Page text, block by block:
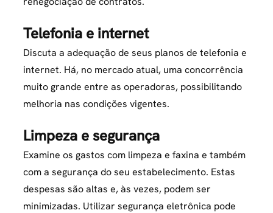
Telefonia e internet
Discuta a adequação de seus planos de telefonia e
internet. Há, no mercado atual, uma concorrência
muito grande entre as operadoras, possibilitando
melhoria nas condições vigentes.
Limpeza e segurança
Examine os gastos com limpeza e faxina e também
com a segurança do seu estabelecimento. Estas
despesas são altas e, às vezes, podem ser
minimizadas. Utilizar segurança eletrônica pode